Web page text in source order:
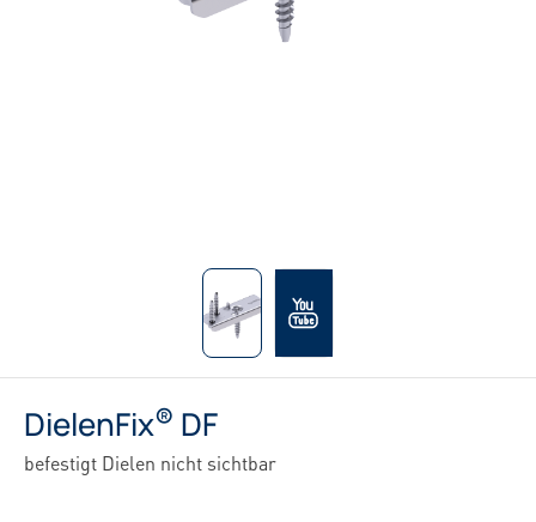
DielenFix® DF
befestigt Dielen nicht sichtbar